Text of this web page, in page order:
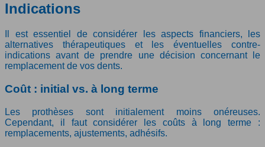
Indications
Il est essentiel de considérer les aspects financiers, les
alternatives thérapeutiques et les éventuelles contre-
indications avant de prendre une décision concernant le
remplacement de vos dents.
Coût : initial vs. à long terme
Les prothèses sont initialement moins onéreuses.
Cependant, il faut considérer les coûts à long terme :
remplacements, ajustements, adhésifs.